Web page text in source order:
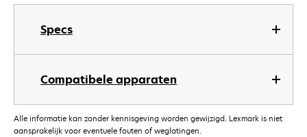
Specs
Compatibele apparaten
Alle informatie kan zonder kennisgeving worden gewijzigd. Lexmark is niet
aansprakelijk voor eventuele fouten of weglatingen.